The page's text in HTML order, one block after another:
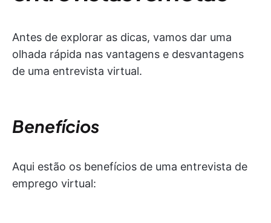
Antes de explorar as dicas, vamos dar uma
olhada rápida nas vantagens e desvantagens
de uma entrevista virtual.
Benefícios
Aqui estão os benefícios de uma entrevista de
emprego virtual: